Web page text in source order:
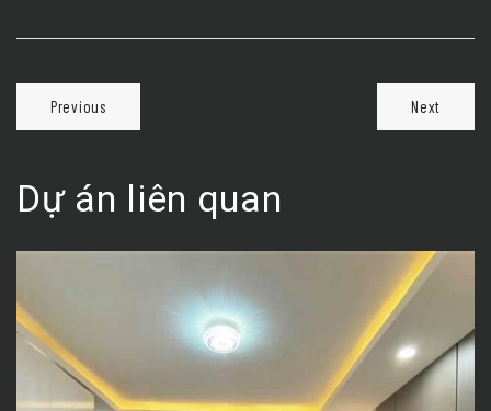
Previous Next
Dự án liên quan
Nhà Mr. Duyên